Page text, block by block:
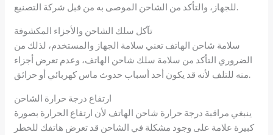
للجهاز، والتأكد من الشاحن الموصى به من قبل شركة التصنيع.
تآكل سلك الشاحن والأجزاء المكشوفة
سلامة شاحن الهاتف تعني سلامة الجهاز والمستخدم، لذلك من
الضروري التأكد من سلامة سلك شاحن الهاتف، وعدم تعرض أجزاء
منه للتلف لأنه قد يكون أحد أسباب حدوث ماس كهربائي أو حرائق.
ارتفاع درجة حرارة الشاحن
ينبغي مراقبة درجة حرارة شاحن الهاتف لأن ارتفاع الحرارة بصورة
كبيرة علامة على وجود مشكلة في الشاحن قد تعرض هاتفك للخطر